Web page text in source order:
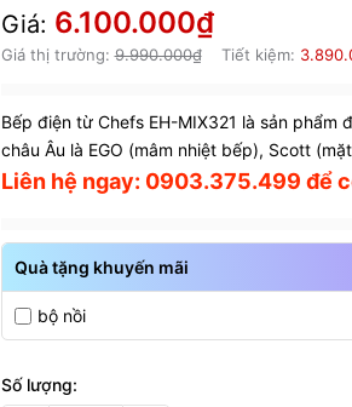
Giá: 6.100.000₫
Giá thị trường:9.990.000₫ Tiết kiệm:
Bếp điện từ Chefs EH-MIX321 là sản
châu Âu là EGO (mâm nhiệt bếp), Scott
Liên hệ ngay: 0903.375.499 để
Quà tặng khuyến mãi
bộ nồi
Số lượng: